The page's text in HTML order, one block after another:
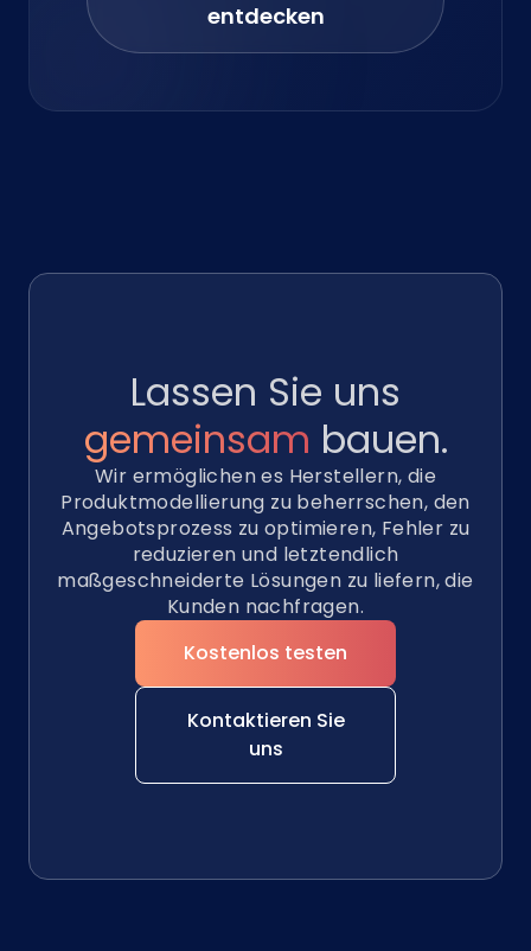
entdecken
Lassen Sie uns
gemeinsam bauen.
Wir ermöglichen es Herstellern, die
Produktmodellierung zu beherrschen, den
Angebotsprozess zu optimieren, Fehler zu
reduzieren und letztendlich
maßgeschneiderte Lösungen zu liefern, die
Kunden nachfragen.
Kostenlos testen
Kontaktieren Sie
uns